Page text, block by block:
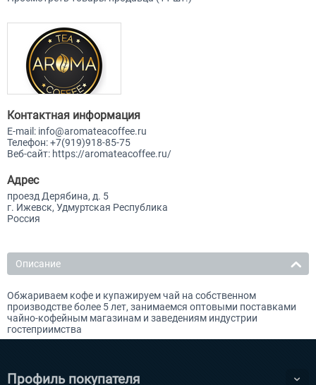
Контактная информация
E-mail: info@aromateacoffee.ru
Телефон:+7(919)918-85-75
Веб-сайт: https://aromateacoffee.ru/
Адрес
проезд Дерябина, д. 5
г. Ижевск, Удмуртская Республика
Россия
Описание
Обжариваем кофе и купажируем чай на собственном
производстве более 5 лет, занимаемся оптовыми поставками
чайно-кофейным магазинам и заведениям индустрии
гостеприимства
Профиль покупателя